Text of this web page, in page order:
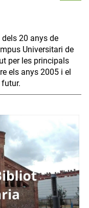
20 anys de
Universitari de
per les principals
els anys 2005 i el